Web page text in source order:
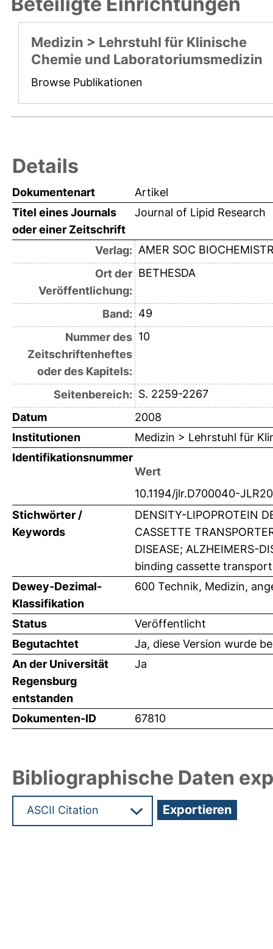
Medizin > Lehrstuhl für Klinische
Chemie und Laboratoriumsmedizin
Browse Publikationen
Details
Dokumentenart
Artikel
Titel eines Journals
oder einer Zeitschrift
Journal of Lipid Research
Verlag: AMER SOC
Ort der
Veröffentlichung:
BETHESDA
Band: 49
Nummer des
Zeitschriftenheftes
oder des Kapitels:
10
Seitenbereich: S. 2259-2267
Datum
2008
Institutionen
Medizin > Lehrstuhl für
Identifikationsnummer
Wert
10.1194/jlr.D700040-
Stichwörter /
Keywords
DENSITY-LIPOPROTEIN
CASSETTE
DISEASE; ALZHEIMERS-
binding cassette
Dewey-Dezimal-
Klassifikation
600 Technik, Medizin,
Status
Veröffentlicht
Begutachtet
Ja, diese Version wurde
An der Universität
Regensburg
entstanden
Ja
Dokumenten-ID 67810
Bibliographische Daten